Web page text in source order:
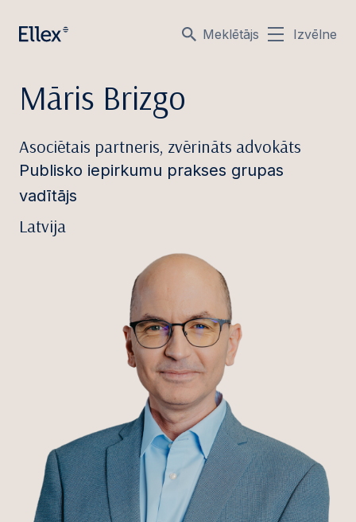
Meklētājs Izvēlne
Māris Brizgo
Asociētais partneris, zvērināts advokāts
Publisko iepirkumu prakses grupas
vadītājs
Latvija